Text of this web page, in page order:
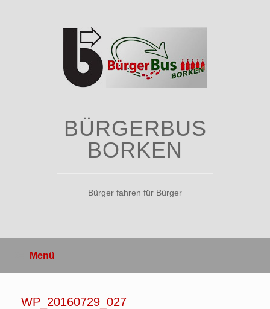
BÜRGERBUS
BORKEN
Bürger fahren für Bürger
Menü
WP_20160729_027